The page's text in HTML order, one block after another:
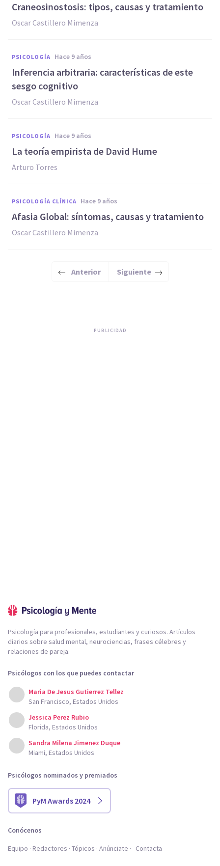
Craneosinostosis: tipos, causas y tratamiento
Oscar Castillero Mimenza
PSICOLOGÍA hace 9 años
Inferencia arbitraria: características de este
sesgo cognitivo
Oscar Castillero Mimenza
PSICOLOGÍA hace 9 años
La teoría empirista de David Hume
Arturo Torres
PSICOLOGÍA CLÍNICA hace 9 años
​Afasia Global: síntomas, causas y tratamiento
Oscar Castillero Mimenza
Anterior Siguiente
PUBLICIDAD
Psicología para profesionales, estudiantes y curiosos. Artículos
diarios sobre salud mental, neurociencias, frases célebres y
relaciones de pareja.
Psicólogos con los que puedes contactar
Maria De Jesus Gutierrez Tellez
San Francisco, Estados Unidos
Jessica Perez Rubio
Florida, Estados Unidos
Sandra Milena Jimenez Duque
Miami, Estados Unidos
Psicólogos nominados y premiados
PyM Awards 2024
Conócenos
Equipo Redactores Tópicos Anúnciate Contacta